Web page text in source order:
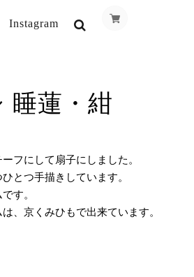
Instagram
睡蓮・紺
フにして扇子にしました。
とつ手描きしています。
す。
、京くみひもで出来ています。